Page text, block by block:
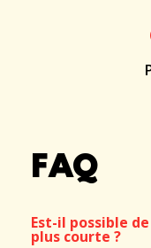
FAQ
Est-il possible
plus courte ?